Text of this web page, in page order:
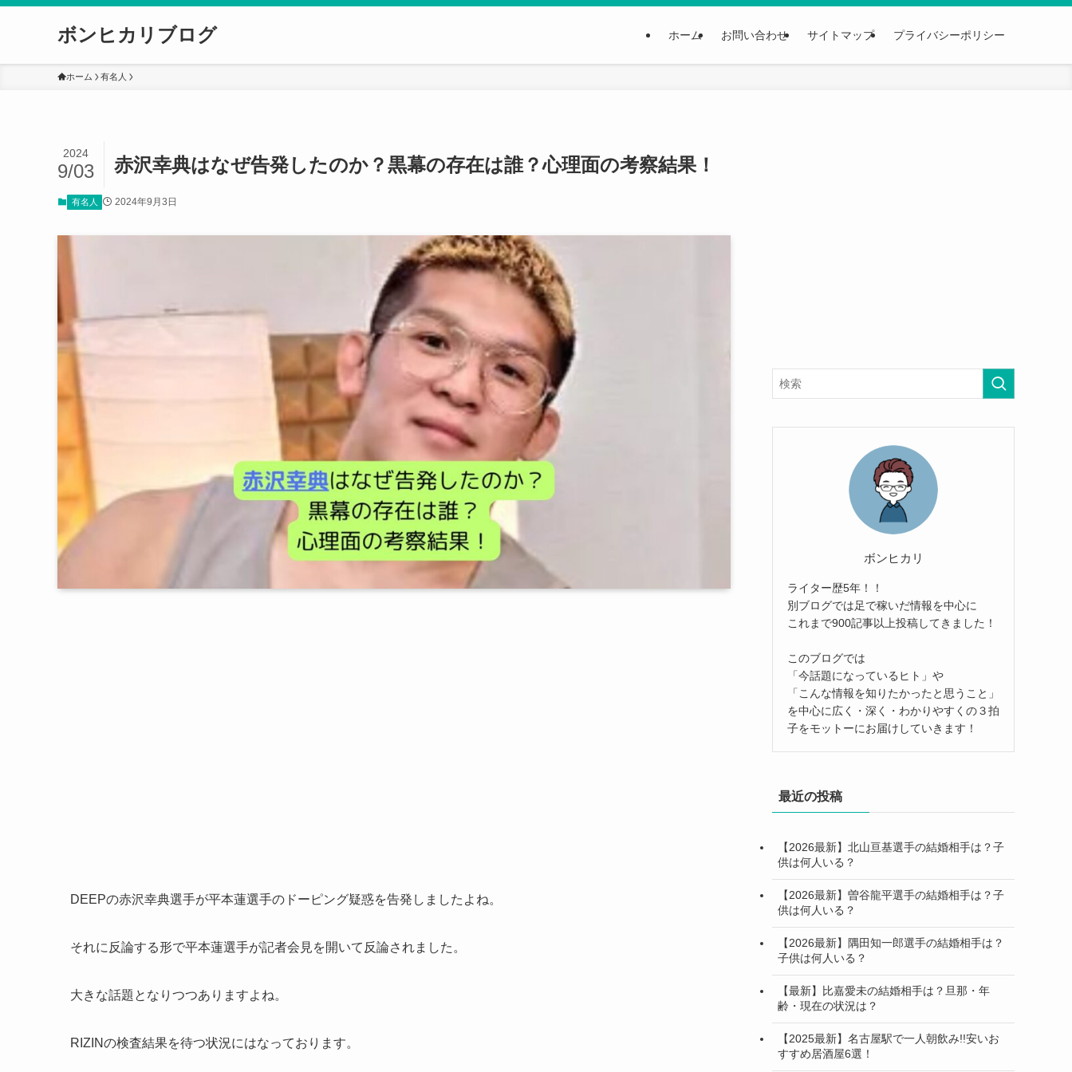
ボンヒカリブログ ホーム お問い合わせ サイトマップ プライバシーポリシー
ホーム 有名人
赤沢幸典はなぜ告発したのか？黒幕の存在は誰？心理面の考察結果！
2024
9/03
有名人 2024年9月3日
DEEPの赤沢幸典選手が平本蓮選手のドーピング疑惑を告発しましたよね。
それに反論する形で平本蓮選手が記者会見を開いて反論されました。
大きな話題となりつつありますよね。
RIZINの検査結果を待つ状況にはなっております。
ボンヒカリ
ライター歴5年！！
別ブログでは足で稼いだ情報を中心に
これまで900記事以上投稿してきました！
このブログでは
「今話題になっているヒト」や
「こんな情報を知りたかったと思うこと」
を中心に広く・深く・わかりやすくの３拍
子をモットーにお届けしていきます！
最近の投稿
【2026最新】北山亘基選手の結婚相手は？子
供は何人いる？
【2026最新】曽谷龍平選手の結婚相手は？子
供は何人いる？
【2026最新】隅田知一郎選手の結婚相手は？
子供は何人いる？
【最新】比嘉愛未の結婚相手は？旦那・年
齢・現在の状況は？
【2025最新】名古屋駅で一人朝飲み!!安いお
すすめ居酒屋6選！